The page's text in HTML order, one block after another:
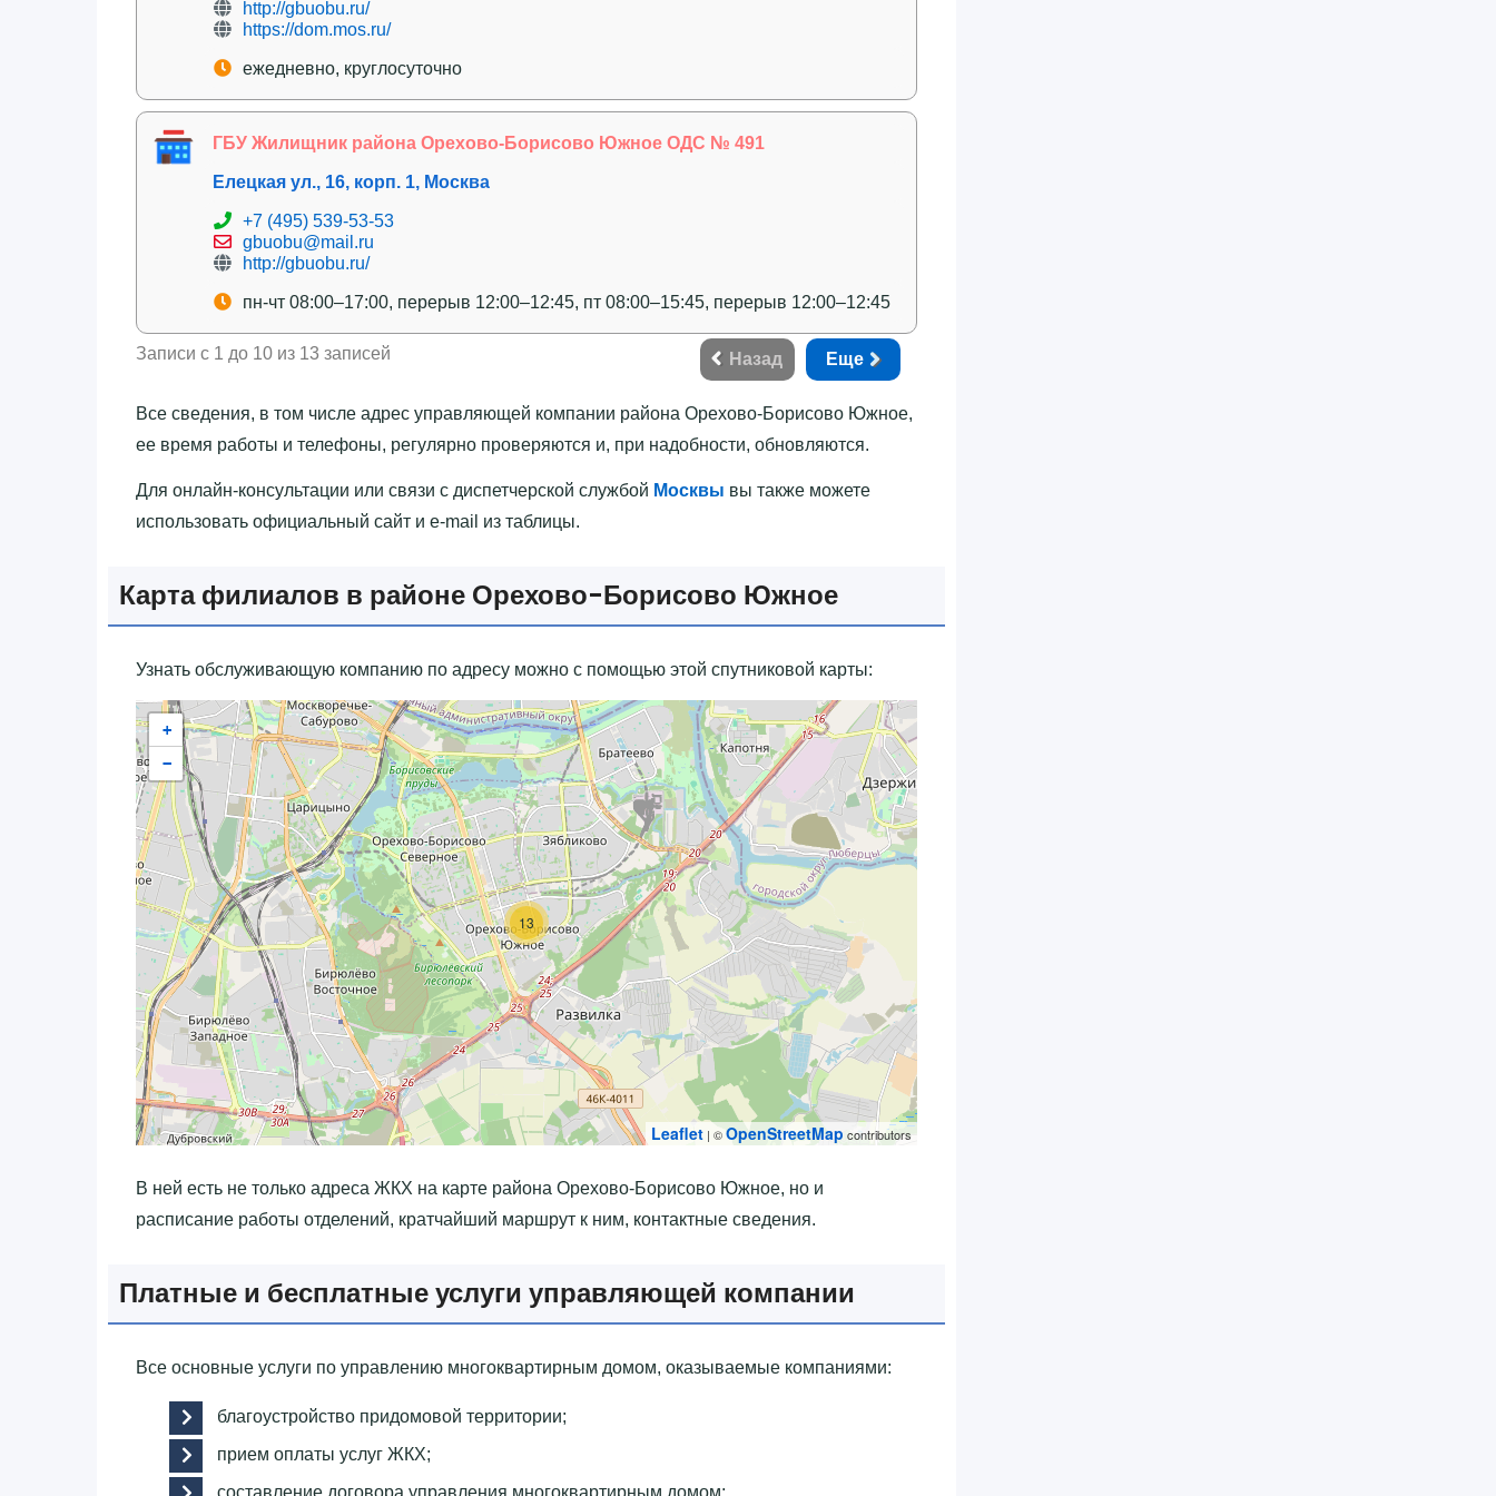
http://gbuobu.ru/
https://dom.mos.ru/
ежедневно, круглосуточно
ГБУ Жилищник района Орехово-Борисово Южное ОДС № 491
Елецкая ул., 16, корп. 1, Москва
+7 (495) 539-53-53
gbuobu@mail.ru
http://gbuobu.ru/
пн-чт 08:00–17:00, перерыв 12:00–12:45, пт 08:00–15:45, перерыв 12:00–12:45
Записи с 1 до 10 из 13 записей Назад Еще
Все сведения, в том числе адрес управляющей компании района Орехово-Борисово Южное,
ее время работы и телефоны, регулярно проверяются и, при надобности, обновляются.
Для онлайн-консультации или связи с диспетчерской службой Москвы вы также можете
использовать официальный сайт и e-mail из таблицы.
Карта филиалов в районе Орехово-Борисово Южное
Узнать обслуживающую компанию по адресу можно с помощью этой спутниковой карты:
13
+
−
Leaflet | ©OpenStreetMap contributors
В ней есть не только адреса ЖКХ на карте района Орехово-Борисово Южное, но и
расписание работы отделений, кратчайший маршрут к ним, контактные сведения.
Платные и бесплатные услуги управляющей компании
Все основные услуги по управлению многоквартирным домом, оказываемые компаниями:
благоустройство придомовой территории;
прием оплаты услуг ЖКХ;
составление договора управления многоквартирным домом;